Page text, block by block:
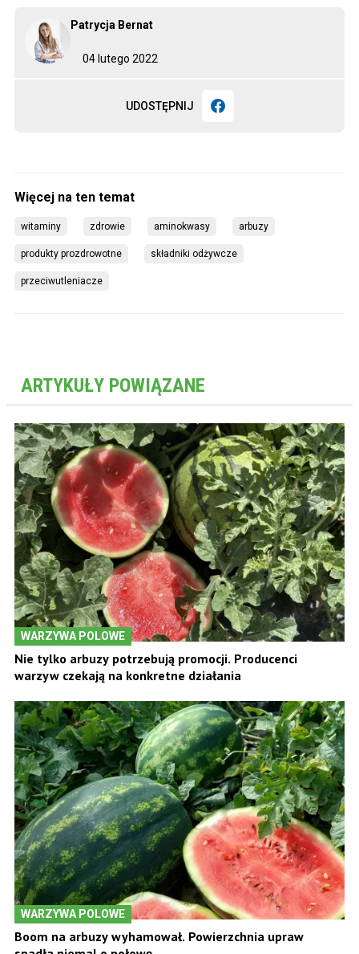
04 lutego 2022
Patrycja Bernat
UDOSTĘPNIJ
witaminy zdrowie aminokwasy arbuzy
produkty prozdrowotne składniki odżywcze
przeciwutleniacze
ARTYKUŁY POWIĄZANE
WARZYWA POLOWE
Nie tylko arbuzy potrzebują promocji. Producenci
warzyw czekają na konkretne działania
WARZYWA POLOWE
Boom na arbuzy wyhamował. Powierzchnia upraw